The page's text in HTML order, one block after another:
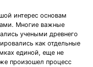
интерес основам
Многие важные
учеными древнего
как отдельные
единой, еще не
произошел процесс